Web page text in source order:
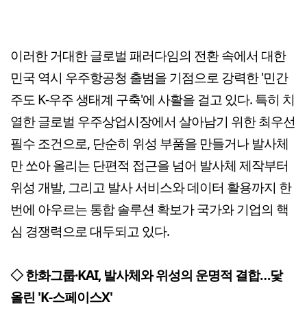
이러한 거대한 글로벌 패러다임의 전환 속에서 대한
민국 역시 우주항공청 출범을 기점으로 강력한 '민간
주도 K-우주 생태계 구축'에 사활을 걸고 있다. 특히 치
열한 글로벌 우주상업시장에서 살아남기 위한 최우선
필수 조건으로, 단순히 위성 부품을 만들거나 발사체
만 쏘아 올리는 단편적 접근을 넘어 발사체 제작부터
위성 개발, 그리고 발사 서비스와 데이터 활용까지 한
번에 아우르는 통합 솔루션 확보가 국가와 기업의 핵
심 경쟁력으로 대두되고 있다.
◇ 한화그룹·KAI, 발사체와 위성의 운명적 결합…닻
올린 'K-스페이스X'